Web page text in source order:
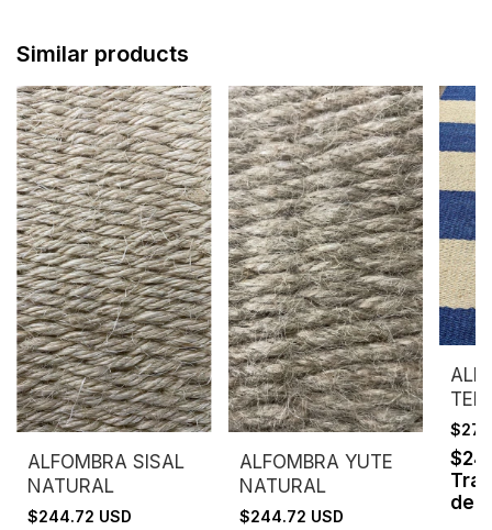
Similar products
ALFOMBRA SISAL
NATURAL
$244.72 USD
ALFOMBRA YUTE
NATURAL
$244.72 USD